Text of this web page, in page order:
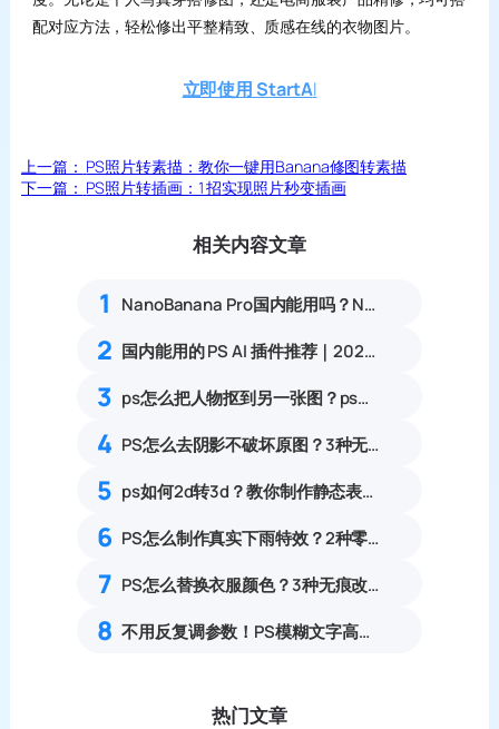
配对应方法，轻松修出平整精致、质感在线的衣物图片。
立即使用 StartAI
上一篇： PS照片转素描：教你一键用Banana修图转素描
下一篇： PS照片转插画：1 招实现照片秒变插画
相关内容文章
1 NanoBanana Pro国内能用吗？Nano banana使用教程
2 国内能用的 PS AI 插件推荐｜2026 4款AI插件最新实测
3 ps怎么把人物抠到另一张图？ps如何将图片嵌入另一张图并融合？
4 PS怎么去阴影不破坏原图？3种无损去阴影实操方法
5 ps如何2d转3d？教你制作静态表情包，banana一键生成
6 PS怎么制作真实下雨特效？2种零基础雨水氛围感修图教程
7 PS怎么替换衣服颜色？3种无痕改色保留纹理零基础教程
8 不用反复调参数！PS模糊文字高清修复方法
热门文章